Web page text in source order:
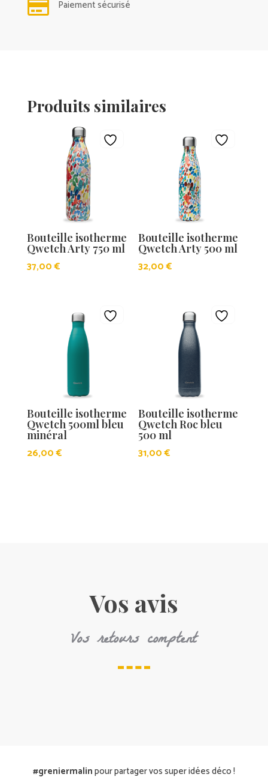
 Paiement sécurisé
Produits similaires
Bouteille isotherme
Qwetch Arty 750 ml
37,00€
Bouteille isotherme
Qwetch Arty 500 ml
32,00€
Bouteille isotherme
Qwetch 500ml bleu
minéral
26,00€
Bouteille isotherme
Qwetch Roc bleu
500 ml
31,00€
Vos avis
Vos retours comptent
#greniermalinpour partager vos super idées déco !